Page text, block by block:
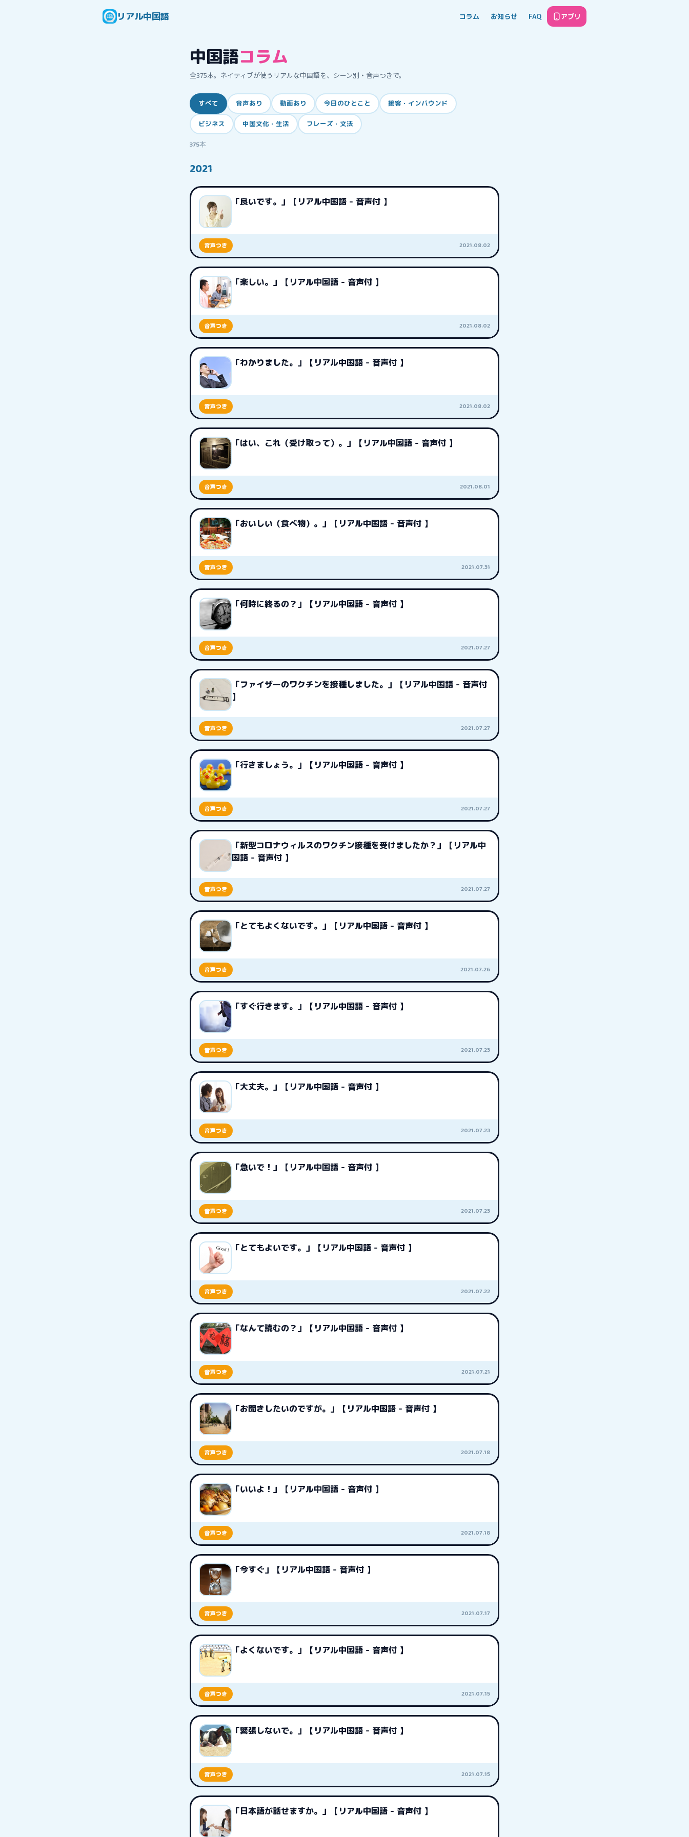
リアル中国語 コラム お知らせ FAQ アプリ
中国語コラム
全375本。ネイティブが使うリアルな中国語を、シーン別・音声つきで。
すべて 音声あり 動画あり 今日のひとこと 接客・インバウンド
ビジネス 中国文化・生活 フレーズ・文法
375本
2021
「良いです。」【リアル中国語 - 音声付 】
音声つき 2021.08.02
「楽しい。」【リアル中国語 - 音声付 】
音声つき 2021.08.02
「わかりました。」【リアル中国語 - 音声付 】
音声つき 2021.08.02
「はい、これ（受け取って）。」【リアル中国語 - 音声付 】
音声つき 2021.08.01
「おいしい（食べ物）。」【リアル中国語 - 音声付 】
音声つき 2021.07.31
「何時に終るの？」【リアル中国語 - 音声付 】
音声つき 2021.07.27
「ファイザーのワクチンを接種しました。」【リアル中国語 - 音声付
】
音声つき 2021.07.27
「行きましょう。」【リアル中国語 - 音声付 】
音声つき 2021.07.27
「新型コロナウィルスのワクチン接種を受けましたか？」【リアル中
国語 - 音声付 】
音声つき 2021.07.27
「とてもよくないです。」【リアル中国語 - 音声付 】
音声つき 2021.07.26
「すぐ行きます。」【リアル中国語 - 音声付 】
音声つき 2021.07.23
「大丈夫。」【リアル中国語 - 音声付 】
音声つき 2021.07.23
「急いで！」【リアル中国語 - 音声付 】
音声つき 2021.07.23
「とてもよいです。」【リアル中国語 - 音声付 】
音声つき 2021.07.22
「なんて読むの？」【リアル中国語 - 音声付 】
音声つき 2021.07.21
「お聞きしたいのですが。」【リアル中国語 - 音声付 】
音声つき 2021.07.18
「いいよ！」【リアル中国語 - 音声付 】
音声つき 2021.07.18
「今すぐ」【リアル中国語 - 音声付 】
音声つき 2021.07.17
「よくないです。」【リアル中国語 - 音声付 】
音声つき 2021.07.15
「緊張しないで。」【リアル中国語 - 音声付 】
音声つき 2021.07.15
「日本語が話せますか。」【リアル中国語 - 音声付 】